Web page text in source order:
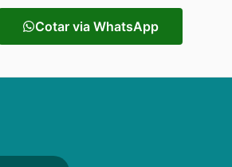
Cotar via WhatsApp